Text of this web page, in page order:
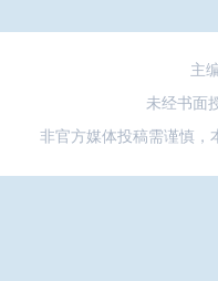
主
未经书面
非官方媒体投稿需谨慎，